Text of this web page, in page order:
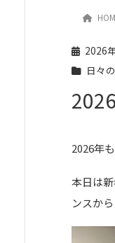
日2026
日々
2026年
本日は
ンスか